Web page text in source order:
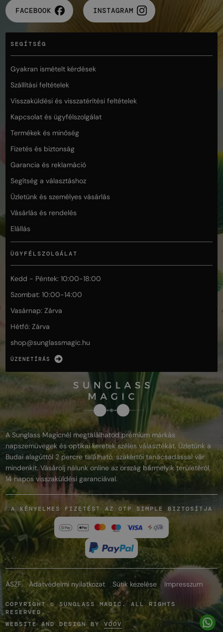
FACEBOOK INSTAGRAM
SEGÍTSÉG
Gyakran ismételt kérdések
Szállítási feltételek
Visszaküldési és visszatérítési feltételek
Kapcsolat és ügyfélszolgálat
Termékek és minőség
Fizetés és biztonság
Garancia és reklamáció
Segítség a választáshoz
Üzletünk és személyes vásárlás
Vásárlás és rendelés
Elállás
ÜGYFÉLSZOLGÁLAT
Kedd - Péntek: 10:00-18:00
Szombat: 10:00-14:00
Vasárnap: Zárva
Hétfő: Zárva
shop@sunglassmagic.hu
ÜZENETÍRÁS
A Sunglass Magicnél megtalálhatod prémium márkás
napszemüvegek és optikai keretek széles választékát. Üzletünk a
Budai alagúttól 2 percre található, szakértői tanácsadással vár
mindenkit. Vásárolj nálunk online az ország bármelyik területéről,
14 napos visszaküldési garanciával.
A KÉNYELMES FIZETÉST AZ OTP SIMPLE BIZTOSÍTJA
ÁSZF Adatvédelmi nyilatkozat Sütik kezelése Impresszum
COPYRIGHT © SUNGLASS MAGIC. ALL RIGHTS
RESERVED.
WEBSITE AND DESIGN BY VOOV